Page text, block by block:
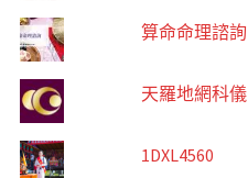
算命命理諮詢
天羅地網科儀
1DXL4560